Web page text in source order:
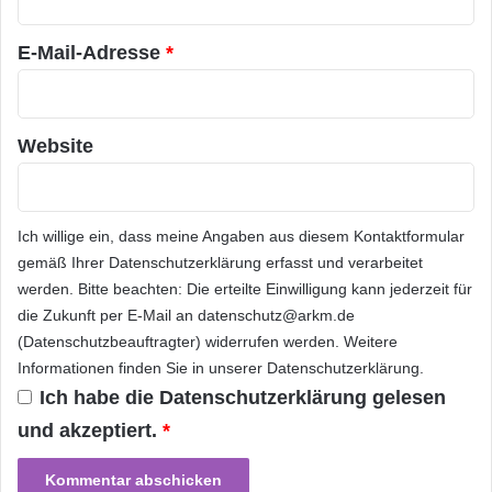
Online-Handels optimal nutzen?
„Wer die Kanäle gut verzahnt, hat die besten
für den „Hybridhandel“, also die sinnvolle
Integration von Offline- und Online-Geschäft.
„Galt früher ein Unternehmen ohne Website
als nicht ernstzunehmend, so lässt sich dieser
Satz heute auf Händler ohne Online-Shop
ummünzen: Wer keinen hat, existiert nicht“,
fasst Zoglauer zusammen. Und gibt
*
E-Mail-Adresse *
Website
Ich willige ein, dass meine Angaben aus diesem Kontaktformular
gemäß Ihrer Datenschutzerklärung erfasst und verarbeitet
werden. Bitte beachten: Die erteilte Einwilligung kann jederzeit für
die Zukunft per E-Mail an datenschutz@arkm.de
(Datenschutzbeauftragter) widerrufen werden. Weitere
Informationen finden Sie in unserer Datenschutzerklärung
Ich habe die Datenschutzerklärung gelesen
und akzeptiert. *